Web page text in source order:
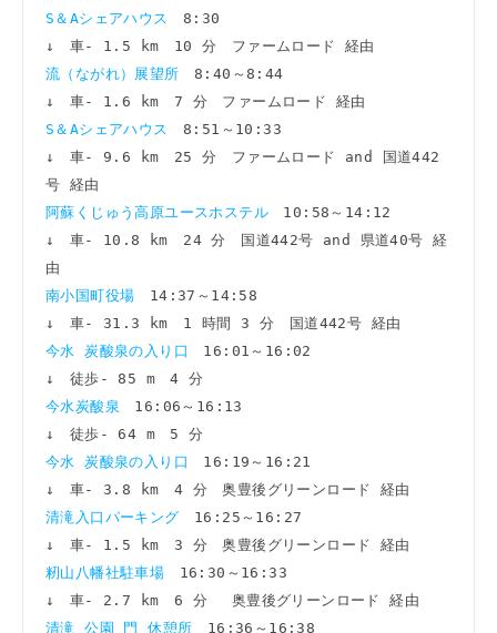
S＆Aシェアハウス 8:30
流（ながれ）展望所 8:40～8:44
S＆Aシェアハウス 8:51～10:33
↓　車- 9.6 km　25 分　ファームロード and 国道442
阿蘇くじゅう高原ユースホステル 10:58～14:12
↓　車- 10.8 km　24 分　国道442号 and 県道40号 経
南小国町役場 14:37～14:58
今水 炭酸泉の入り口 16:01～16:02
今水炭酸泉 16:06～16:13
今水 炭酸泉の入り口 16:19～16:21
清滝入口パーキング 16:25～16:27
籾山八幡社駐車場 16:30～16:33
清滝 公園 門 休憩所 16:36～16:38